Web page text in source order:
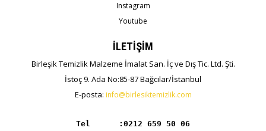
Instagram
Youtube
İLETİŞİM
Birleşik Temizlik Malzeme İmalat San. İç ve Dış Tic. Ltd. Şti.
İstoç 9. Ada No:85-87 Bağcılar/İstanbul
E-posta: info@birlesiktemizlik.com
Tel      :